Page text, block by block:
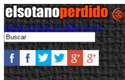
Revista Online de Videojuegos